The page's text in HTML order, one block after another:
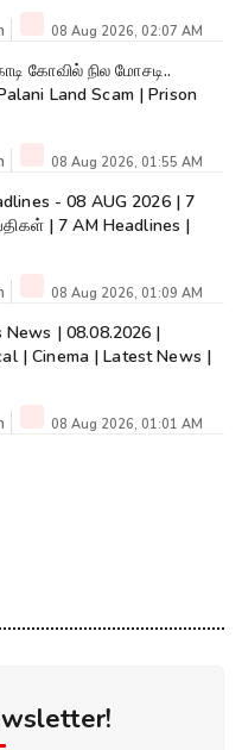
08 Aug 2026, 02:07 AM
கோவில் நில மோசடி..
Land Scam | Prison
08 Aug 2026, 01:55 AM
- 08 AUG 2026 | 7
| 7 AM Headlines |
08 Aug 2026, 01:09 AM
News | 08.08.2026 |
| Cinema | Latest News |
08 Aug 2026, 01:01 AM